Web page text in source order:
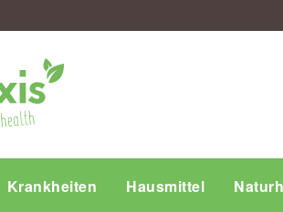
Krankheiten Hausmittel